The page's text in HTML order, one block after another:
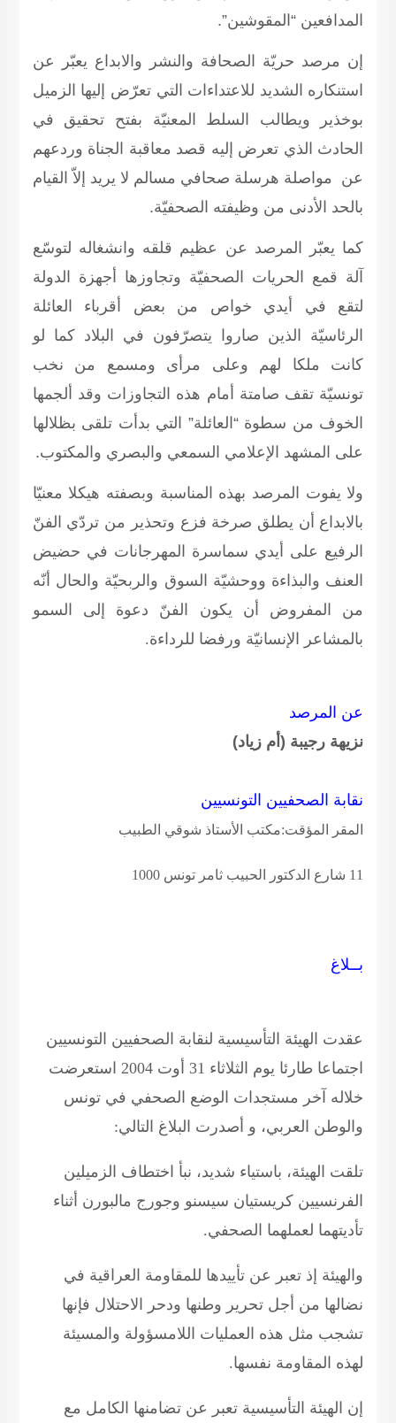
المدافعين “المقوشين”.
إن مرصد حريّة الصحافة والنشر والابداع يعبّر عن
استنكاره الشديد للاعتداءات التي تعرّض إليها الزميل
بوخذير ويطالب السلط المعنيّة بفتح تحقيق في
الحادث الذي تعرض إليه قصد معاقبة الجناة وردعهم
عن مواصلة هرسلة صحافي مسالم لا يريد إلاّ القيام
بالحد الأدنى من وظيفته الصحفيّة.
كما يعبّر المرصد عن عظيم قلقه وانشغاله لتوسّع
آلة قمع الحريات الصحفيّة وتجاوزها أجهزة الدولة
لتقع في أيدي خواص من بعض أقرباء العائلة
الرئاسيّة الذين صاروا يتصرّفون في البلاد كما لو
كانت ملكا لهم وعلى مرأى ومسمع من نخب
تونسيّة تقف صامتة أمام هذه التجاوزات وقد ألجمها
الخوف من سطوة “العائلة” التي بدأت تلقى بظلالها
على المشهد الإعلامي السمعي والبصري والمكتوب.
ولا يفوت المرصد بهذه المناسبة وبصفته هيكلا معنيّا
بالابداع أن يطلق صرخة فزع وتحذير من تردّي الفنّ
الرفيع على أيدي سماسرة المهرجانات في حضيض
العنف والبذاءة ووحشيّة السوق والربحيّة والحال أنّه
من المفروض أن يكون الفنّ دعوة إلى السمو
بالمشاعر الإنسانيّة ورفضا للرداءة.
عن المرصد
نزيهة رجيبة (أم زياد)
نقابة الصحفيين التونسيين
المقر المؤقت:مكتب الأستاذ شوقي الطبيب
11 شارع الدكتور الحبيب ثامر تونس 1000
بــلاغ
عقدت الهيئة التأسيسية لنقابة الصحفيين التونسيين
اجتماعا طارئا يوم الثلاثاء 31 أوت 2004 استعرضت
خلاله آخر مستجدات الوضع الصحفي في تونس
والوطن العربي، و أصدرت البلاغ التالي:
تلقت الهيئة، باستياء شديد، نبأ اختطاف الزميلين
الفرنسيين كريستيان سيسنو وجورج مالبورن أثناء
تأديتهما لعملهما الصحفي.
والهيئة إذ تعبر عن تأييدها للمقاومة العراقية في
نضالها من أجل تحرير وطنها ودحر الاحتلال فإنها
تشجب مثل هذه العمليات اللامسؤولة والمسيئة
لهذه المقاومة نفسها.
إن الهيئة التأسيسية تعبر عن تضامنها الكامل مع